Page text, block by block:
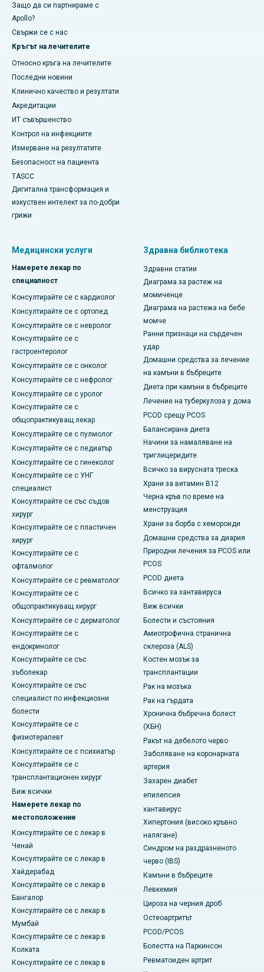
Защо да си партнираме с
Apollo?
Свържи се с нас
Кръгът на лечителите
Относно кръга на лечителите
Последни новини
Клинично качество и резултати
Акредитации
ИТ съвършенство
Контрол на инфекциите
Измерване на резултатите
Безопасност на пациента
TASCC
Дигитална трансформация и
изкуствен интелект за по-добри
грижи
Медицински услуги
Намерете лекар по
специалност
Консултирайте се с кардиолог
Консултирайте се с ортопед
Консултирайте се с невролог
Консултирайте се с
гастроентеролог
Консултирайте се с онколог
Консултирайте се с нефролог
Консултирайте се с уролог
Консултирайте се с
общопрактикуващ лекар
Консултирайте се с пулмолог
Консултирайте се с педиатър
Консултирайте се с гинеколог
Консултирайте се с УНГ
специалист
Консултирайте се със съдов
хирург
Консултирайте се с пластичен
хирург
Консултирайте се с
офталмолог
Консултирайте се с ревматолог
Консултирайте се с
общопрактикуващ хирург
Консултирайте се с дерматолог
Консултирайте се с
ендокринолог
Консултирайте се със
зъболекар
Консултирайте се със
специалист по инфекциозни
болести
Консултирайте се с
физиотерапевт
Консултирайте се с психиатър
Консултирайте се с
трансплантационен хирург
Виж всички
Намерете лекар по
местоположение
Консултирайте се с лекар в
Ченай
Консултирайте се с лекар в
Хайдерабад
Консултирайте се с лекар в
Бангалор
Консултирайте се с лекар в
Мумбай
Консултирайте се с лекар в
Колката
Консултирайте се с лекар в
Здравна библиотека
Здравни статии
Диаграма за растеж на
момиченце
Диаграма на растежа на бебе
момче
Ранни признаци на сърдечен
удар
Домашни средства за лечение
на камъни в бъбреците
Диета при камъни в бъбреците
Лечение на туберкулоза у дома
PCOD срещу PCOS
Балансирана диета
Начини за намаляване на
триглицеридите
Всичко за вирусната треска
Храни за витамин B12
Черна кръв по време на
менструация
Храни за борба с хемороиди
Домашни средства за диария
Природни лечения за PCOS или
PCOS
PCOD диета
Всичко за хантавируса
Виж всички
Болести и състояния
Амиотрофична странична
склероза (ALS)
Костен мозък за
трансплантации
Рак на мозъка
Рак на гърдата
Хронична бъбречна болест
(ХБН)
Ракът на дебелото черво
Заболяване на коронарната
артерия
Захарен диабет
епилепсия
хантавирус
Хипертония (високо кръвно
налягане)
Синдром на раздразненото
черво (IBS)
Камъни в бъбреците
Левкемия
Цироза на черния дроб
Остеоартритът
PCOD/PCOS
Болестта на Паркинсон
Ревматоиден артрит